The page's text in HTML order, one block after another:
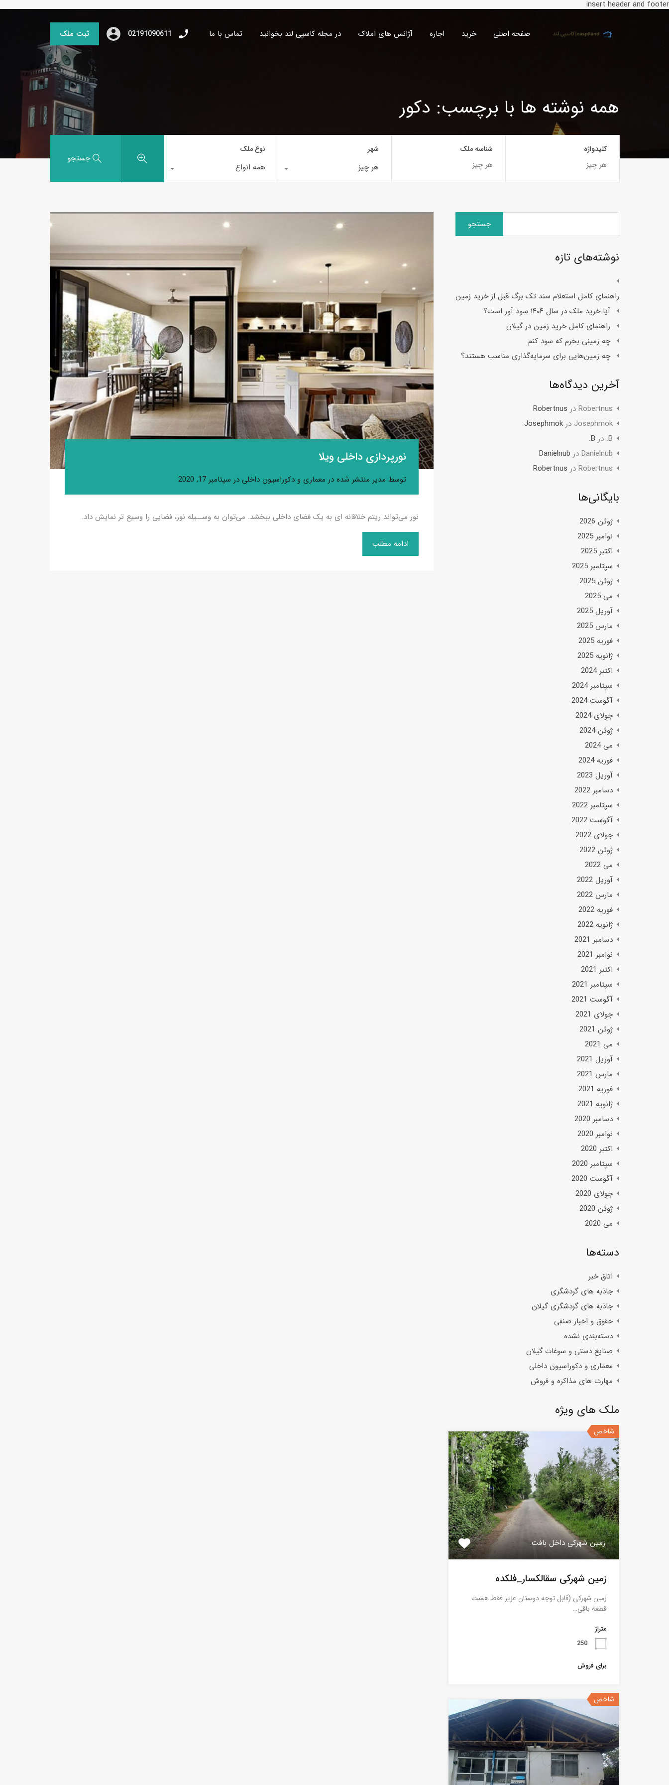
insert header and footer
صفحه اصلی خرید اجاره آژانس های املاک در مجله کاسپی لند بخوانید تماس با ما 02191090611 ثبت ملک
همه نوشته ها با برچسب: دکور
کلیدواژه شناسه ملک شهر
هر چیز
نوع ملک
همه انواع
جستجو
نورپردازی داخلی ویلا
توسط مدیر منتشر شده در معماری و دکوراسیون داخلی در سپتامبر 17, 2020
نور می‌تواند ریتم خلاقانه ای به یک فضای داخلی ببخشد. می‌توان به وســیله نور، فضایی را وسیع تر نمایش داد.
ادامه مطلب
جستجو
برای:
نوشته‌های تازه
راهنمای کامل استعلام سند تک برگ قبل از خرید زمین
آیا خرید ملک در سال ۱۴۰۴ سود آور است؟
راهنمای کامل خرید زمین در گیلان
چه زمینی بخرم که سود کنم
چه زمین‌هایی برای سرمایه‌گذاری مناسب هستند؟
آخرین دیدگاه‌ها
Robertnus در Robertnus
Josephmok درJosephmok
B. در B.
Danielnub در Danielnub
Robertnus در Robertnus
بایگانی‌ها
ژوئن 2026
نوامبر 2025
اکتبر 2025
سپتامبر 2025
ژوئن 2025
می 2025
آوریل 2025
مارس 2025
فوریه 2025
ژانویه 2025
اکتبر 2024
سپتامبر 2024
آگوست 2024
جولای 2024
ژوئن 2024
می 2024
فوریه 2024
آوریل 2023
دسامبر 2022
سپتامبر 2022
آگوست 2022
جولای 2022
ژوئن 2022
می 2022
آوریل 2022
مارس 2022
فوریه 2022
ژانویه 2022
دسامبر 2021
نوامبر 2021
اکتبر 2021
سپتامبر 2021
آگوست 2021
جولای 2021
ژوئن 2021
می 2021
آوریل 2021
مارس 2021
فوریه 2021
ژانویه 2021
دسامبر 2020
نوامبر 2020
اکتبر 2020
سپتامبر 2020
آگوست 2020
جولای 2020
ژوئن 2020
می 2020
دسته‌ها
اتاق خبر
جاذبه های گردشگری
جاذبه های گردشگری گیلان
حقوق و اخبار صنفی
دسته‌بندی نشده
صنایع دستی و سوغات گیلان
معماری و دکوراسیون داخلی
مهارت های مذاکره و فروش
ملک های ویژه
شاخص
زمین شهرکی داخل بافت
زمین شهرکی سقالکسار_فلکده
زمین شهرکی (قابل توجه دوستان عزیز فقط هشت
قطعه باقی…
متراژ
250
برای فروش
شاخص